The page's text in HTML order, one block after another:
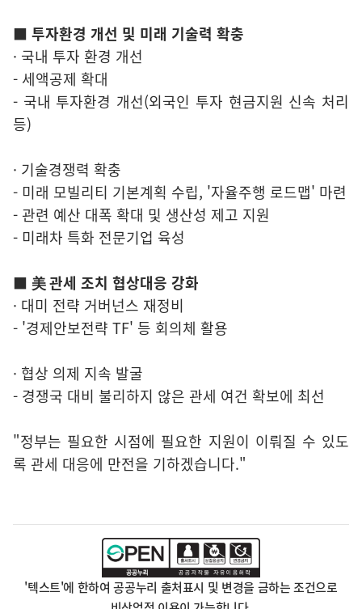
■ 투자환경 개선 및 미래 기술력 확충
· 국내 투자 환경 개선
- 세액공제 확대
- 국내 투자환경 개선(외국인 투자 현금지원 신속 처리
등)
· 기술경쟁력 확충
- 미래 모빌리티 기본계획 수립, '자율주행 로드맵' 마련
- 관련 예산 대폭 확대 및 생산성 제고 지원
- 미래차 특화 전문기업 육성
■ 美 관세 조치 협상대응 강화
· 대미 전략 거버넌스 재정비
- '경제안보전략 TF' 등 회의체 활용
· 협상 의제 지속 발굴
- 경쟁국 대비 불리하지 않은 관세 여건 확보에 최선
"정부는 필요한 시점에 필요한 지원이 이뤄질 수 있도
록 관세 대응에 만전을 기하겠습니다."
'텍스트'에 한하여 공공누리 출처표시 및 변경을 금하는 조건으로